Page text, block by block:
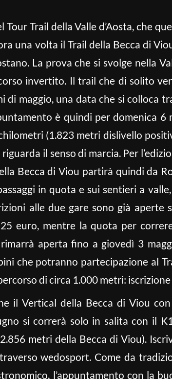
Tour Trail della Valle d’Aosta, che
una volta il Trail della Becca di
La prova che si svolge nella
invertito. Il trail che di solito
di maggio, una data che si colloca
è quindi per domenica
(1.823 metri dislivello
riguarda il senso di marcia. Per
Becca di Viou partirà quindi da
in quota e sui sentieri a
alle due gare sono già
euro, mentre la quota per
aperta fino a giovedì 3
che potranno partecipazione al
di circa 1.000 metri:
il Vertical della Becca di Viou
si correrà solo in salita con il
metri della Becca di Viou).
wedosport. Come da
l’appuntamento con la